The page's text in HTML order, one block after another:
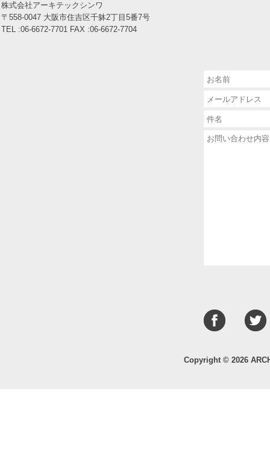
株式会社アーキテックシンワ
〒558-0047 大阪市住吉区千躰2丁目5番7号
TEL :06-6672-7701 FAX :06-6672-7704
Copyright © 2026